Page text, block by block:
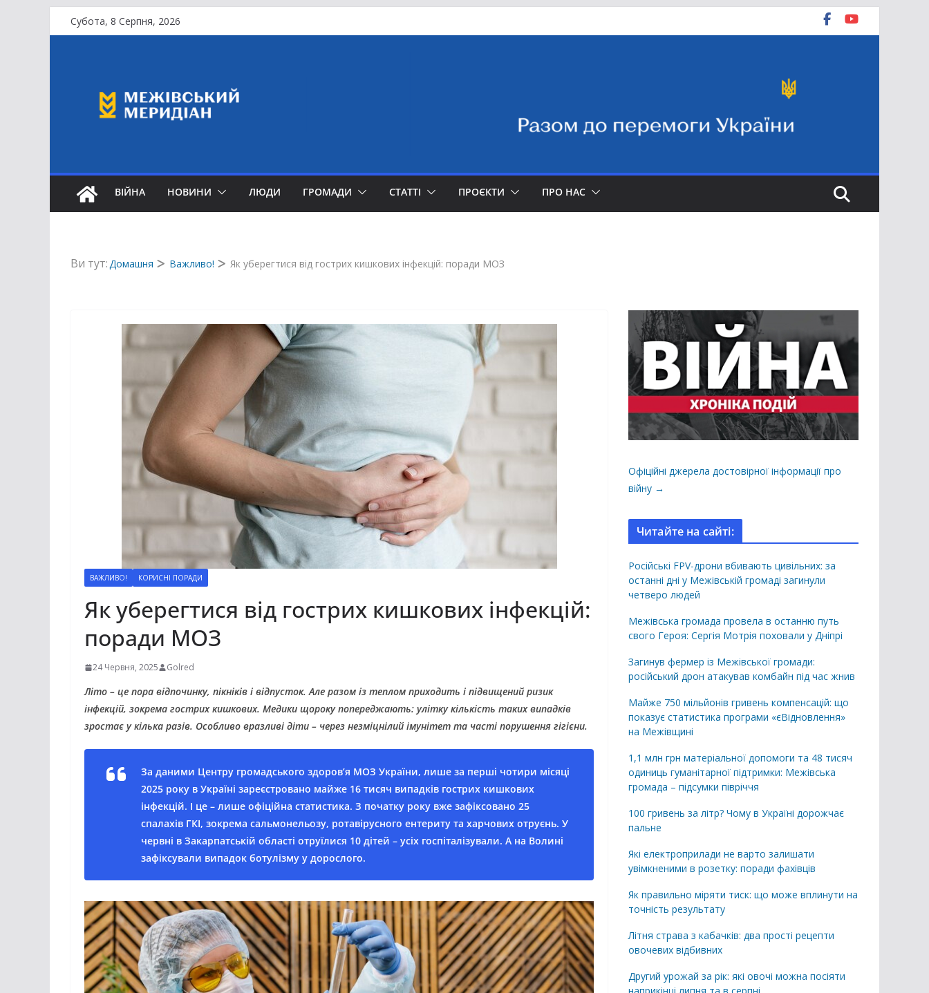
Перейти
до
Субота, 8 Серпня, 2026
ВІЙНА НОВИНИ ЛЮДИ ГРОМАДИ СТАТТІ ПРОЄКТИ ПРО НАС
Ви тут:Домашня Важливо! Як уберегтися від гострих кишкових інфекцій: поради МОЗ
ВАЖЛИВО! КОРИСНІ ПОРАДИ
Як уберегтися від гострих кишкових інфекцій:
поради МОЗ
24 Червня, 2025 Golred
Літо – це пора відпочинку, пікніків і відпусток. Але разом із теплом приходить і підвищений ризик
інфекцій, зокрема гострих кишкових. Медики щороку попереджають: улітку кількість таких випадків
зростає у кілька разів. Особливо вразливі діти – через незміцнілий імунітет та часті порушення гігієни.
За даними Центру громадського здоровʼя МОЗ України, лише за перші чотири місяці
2025 року в Україні зареєстровано майже 16 тисяч випадків гострих кишкових
інфекцій. І це – лише офіційна статистика. З початку року вже зафіксовано 25
спалахів ГКІ, зокрема сальмонельозу, ротавірусного ентериту та харчових отруєнь. У
червні в Закарпатській області отруїлися 10 дітей – усіх госпіталізували. А на Волині
зафіксували випадок ботулізму у дорослого.
Офіційні джерела достовірної інформації про
війну →
Читайте на сайті:
Російські FPV-дрони вбивають цивільних: за
останні дні у Межівській громаді загинули
четверо людей
Межівська громада провела в останню путь
свого Героя: Сергія Мотрія поховали у Дніпрі
Загинув фермер із Межівської громади:
російський дрон атакував комбайн під час жнив
Майже 750 мільйонів гривень компенсацій: що
показує статистика програми «єВідновлення»
на Межівщині
1,1 млн грн матеріальної допомоги та 48 тисяч
одиниць гуманітарної підтримки: Межівська
громада – підсумки півріччя
100 гривень за літр? Чому в Україні дорожчає
пальне
Які електроприлади не варто залишати
увімкненими в розетку: поради фахівців
Як правильно міряти тиск: що може вплинути на
точність результату
Літня страва з кабачків: два прості рецепти
овочевих відбивних
Другий урожай за рік: які овочі можна посіяти